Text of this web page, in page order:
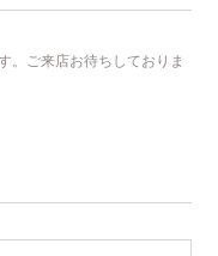
。ご来店お待ちしておりま